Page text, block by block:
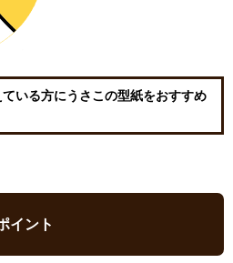
いる方にうさこの型紙をおすすめ
イント